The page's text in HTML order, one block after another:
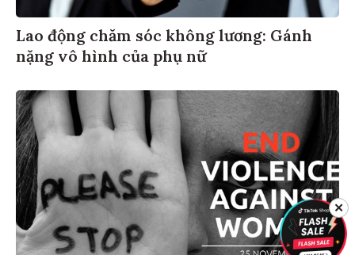
Lao động chăm sóc không lương: Gánh
nặng vô hình của phụ nữ
✕